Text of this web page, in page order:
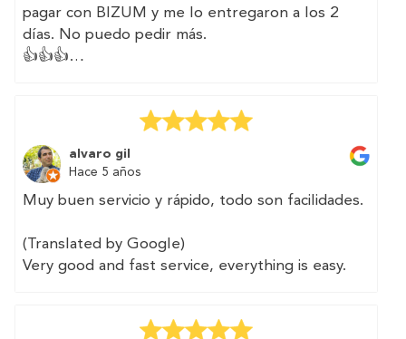
pagar con BIZUM y me lo entregaron a los 2
días. No puedo pedir más.
👍👍👍
Very easy to contract, I could pay for the
certificate with BIZUM and they delivered it to
me within 2 days. I can not ask for more.
👍👍👍
alvaro gil
Hace 5 años
Muy buen servicio y rápido, todo son facilidades.
(Translated by Google)
Very good and fast service, everything is easy.